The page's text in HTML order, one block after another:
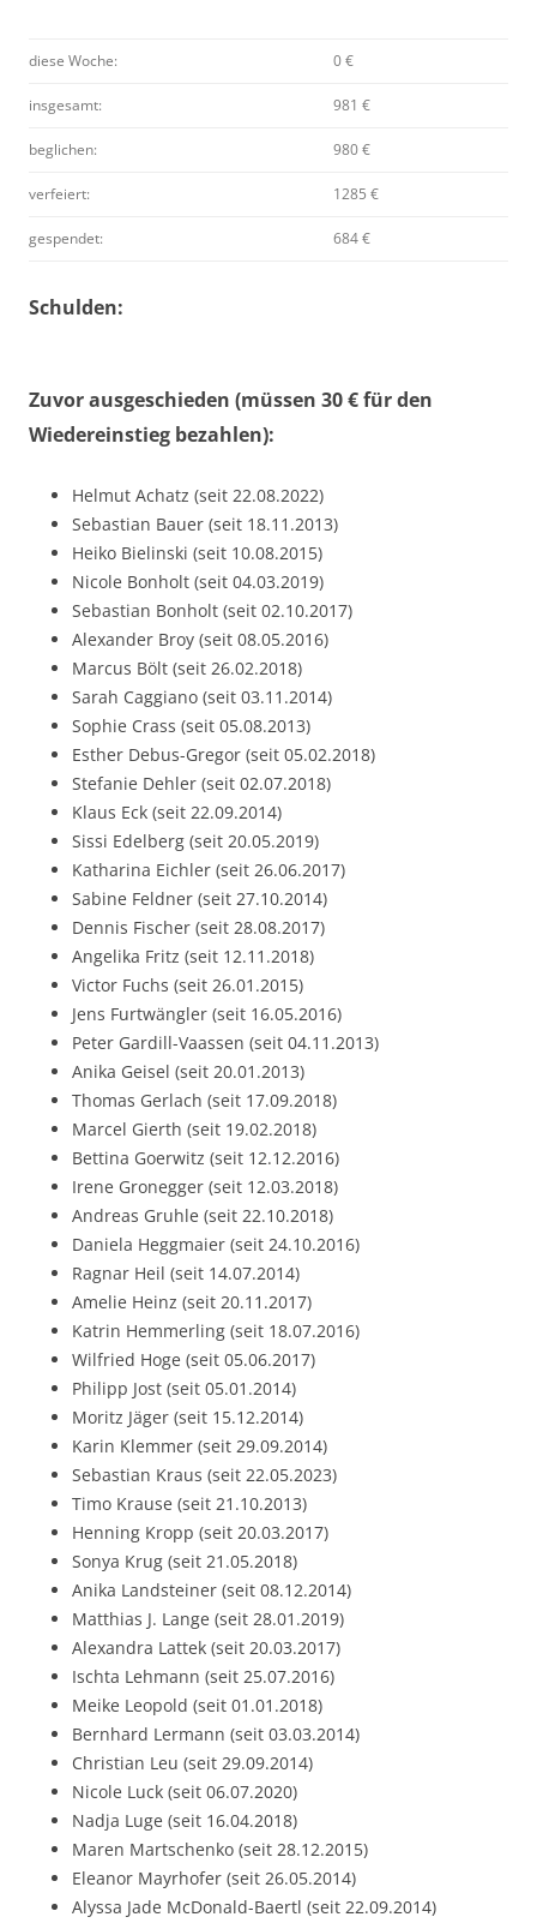
diese Woche: 0 €
insgesamt: 981 €
beglichen: 980 €
verfeiert: 1285 €
gespendet: 684 €
Schulden:
Zuvor ausgeschieden (müssen 30 € für den
Wiedereinstieg bezahlen):
Helmut Achatz (seit 22.08.2022)
Sebastian Bauer (seit 18.11.2013)
Heiko Bielinski (seit 10.08.2015)
Nicole Bonholt (seit 04.03.2019)
Sebastian Bonholt (seit 02.10.2017)
Alexander Broy (seit 08.05.2016)
Marcus Bölt (seit 26.02.2018)
Sarah Caggiano (seit 03.11.2014)
Sophie Crass (seit 05.08.2013)
Esther Debus-Gregor (seit 05.02.2018)
Stefanie Dehler (seit 02.07.2018)
Klaus Eck (seit 22.09.2014)
Sissi Edelberg (seit 20.05.2019)
Katharina Eichler (seit 26.06.2017)
Sabine Feldner (seit 27.10.2014)
Dennis Fischer (seit 28.08.2017)
Angelika Fritz (seit 12.11.2018)
Victor Fuchs (seit 26.01.2015)
Jens Furtwängler (seit 16.05.2016)
Peter Gardill-Vaassen (seit 04.11.2013)
Anika Geisel (seit 20.01.2013)
Thomas Gerlach (seit 17.09.2018)
Marcel Gierth (seit 19.02.2018)
Bettina Goerwitz (seit 12.12.2016)
Irene Gronegger (seit 12.03.2018)
Andreas Gruhle (seit 22.10.2018)
Daniela Heggmaier (seit 24.10.2016)
Ragnar Heil (seit 14.07.2014)
Amelie Heinz (seit 20.11.2017)
Katrin Hemmerling (seit 18.07.2016)
Wilfried Hoge (seit 05.06.2017)
Philipp Jost (seit 05.01.2014)
Moritz Jäger (seit 15.12.2014)
Karin Klemmer (seit 29.09.2014)
Sebastian Kraus (seit 22.05.2023)
Timo Krause (seit 21.10.2013)
Henning Kropp (seit 20.03.2017)
Sonya Krug (seit 21.05.2018)
Anika Landsteiner (seit 08.12.2014)
Matthias J. Lange (seit 28.01.2019)
Alexandra Lattek (seit 20.03.2017)
Ischta Lehmann (seit 25.07.2016)
Meike Leopold (seit 01.01.2018)
Bernhard Lermann (seit 03.03.2014)
Christian Leu (seit 29.09.2014)
Nicole Luck (seit 06.07.2020)
Nadja Luge (seit 16.04.2018)
Maren Martschenko (seit 28.12.2015)
Eleanor Mayrhofer (seit 26.05.2014)
Alyssa Jade McDonald-Baertl (seit 22.09.2014)